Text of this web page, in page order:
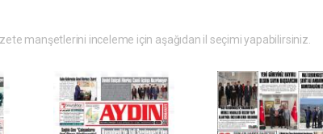
manşetlerini inceleme için aşağıdan il seçimi yapabilirsiniz.